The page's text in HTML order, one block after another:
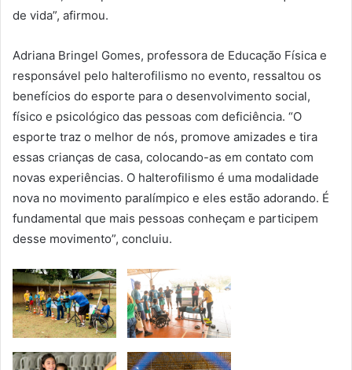
de vida”, afirmou.
Adriana Bringel Gomes, professora de Educação Física e
responsável pelo halterofilismo no evento, ressaltou os
benefícios do esporte para o desenvolvimento social,
físico e psicológico das pessoas com deficiência. “O
esporte traz o melhor de nós, promove amizades e tira
essas crianças de casa, colocando-as em contato com
novas experiências. O halterofilismo é uma modalidade
nova no movimento paralímpico e eles estão adorando. É
fundamental que mais pessoas conheçam e participem
desse movimento”, concluiu.